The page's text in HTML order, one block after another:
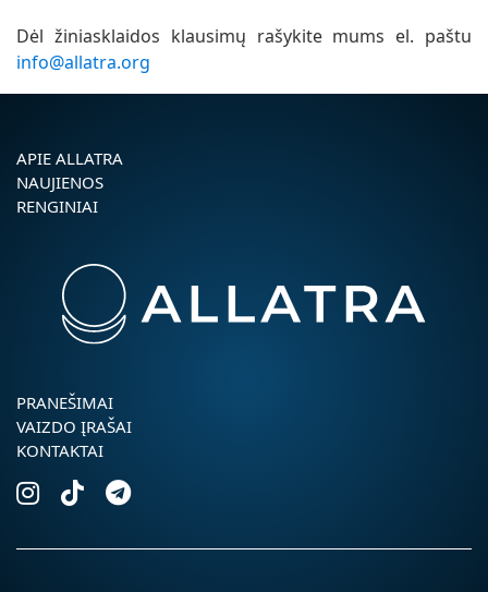
Dėl žiniasklaidos klausimų rašykite mums el. paštu
info@allatra.org
APIE ALLATRA
NAUJIENOS
RENGINIAI
PRANEŠIMAI
VAIZDO ĮRAŠAI
KONTAKTAI